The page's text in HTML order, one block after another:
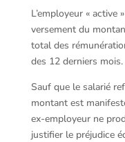
L’employeur «
versement du
total des
des 12 derniers mois.
Sauf que le salarié
montant est
ex-employeur ne
justifier le préjudice